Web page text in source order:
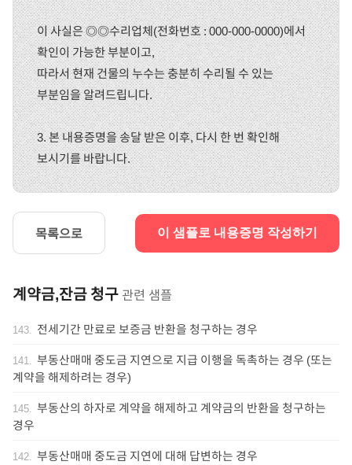
이 사실은 ◎◎수리업체(전화번호 : 000-000-0000)에서
확인이 가능한 부분이고,
따라서 현재 건물의 누수는 충분히 수리될 수 있는
부분임을 알려드립니다.
3. 본 내용증명을 송달 받은 이후, 다시 한 번 확인해
보시기를 바랍니다.
목록으로 이 샘플로 내용증명 작성하기
계약금,잔금 청구 관련 샘플
143. 전세기간 만료로 보증금 반환을 청구하는 경우
141. 부동산매매 중도금 지연으로 지급 이행을 독촉하는 경우 (또는
계약을 해제하려는 경우)
145. 부동산의 하자로 계약을 해제하고 계약금의 반환을 청구하는
경우
142. 부동산매매 중도금 지연에 대해 답변하는 경우